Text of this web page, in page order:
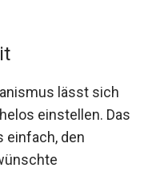
lässt sich
einstellen. Das
einfach, den